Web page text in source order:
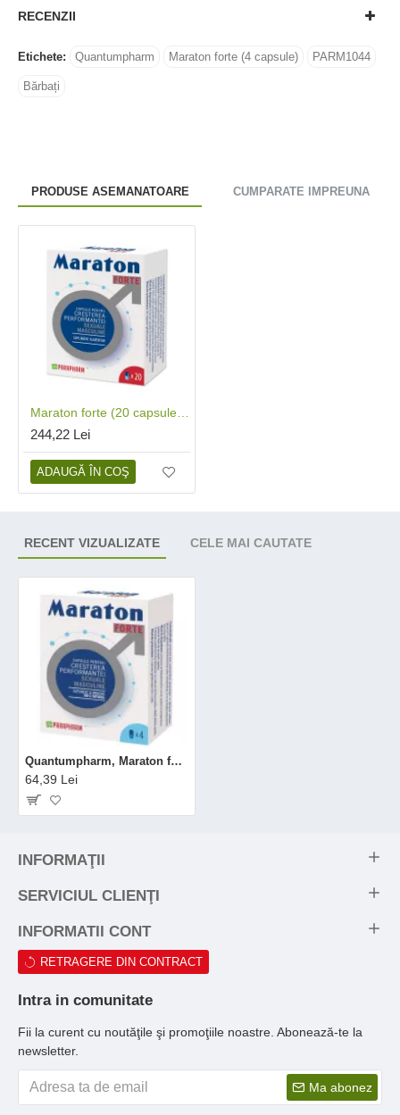
RECENZII
Etichete: Quantumpharm Maraton forte (4 capsule) PARM1044
Bărbați
PRODUSE ASEMANATOARE CUMPARATE IMPREUNA
244,22 Lei
ADAUGĂ ÎN COŞ
RECENT VIZUALIZATE CELE MAI CAUTATE
Quantumpharm, Maraton forte (4 capsule)
64,39 Lei
INFORMAŢII
SERVICIUL CLIENŢI
INFORMATII CONT
RETRAGERE DIN CONTRACT
Intra in comunitate
Fii la curent cu noutăţile şi promoţiile noastre. Abonează-te la
newsletter.
Ma abonez